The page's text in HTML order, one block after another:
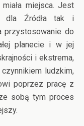
miejsca. Jest
dla Źródła tak i
przystosowanie do
planecie i w jej
i ekstrema,
ludzkim,
poprzez pracę z
sobą tym proces